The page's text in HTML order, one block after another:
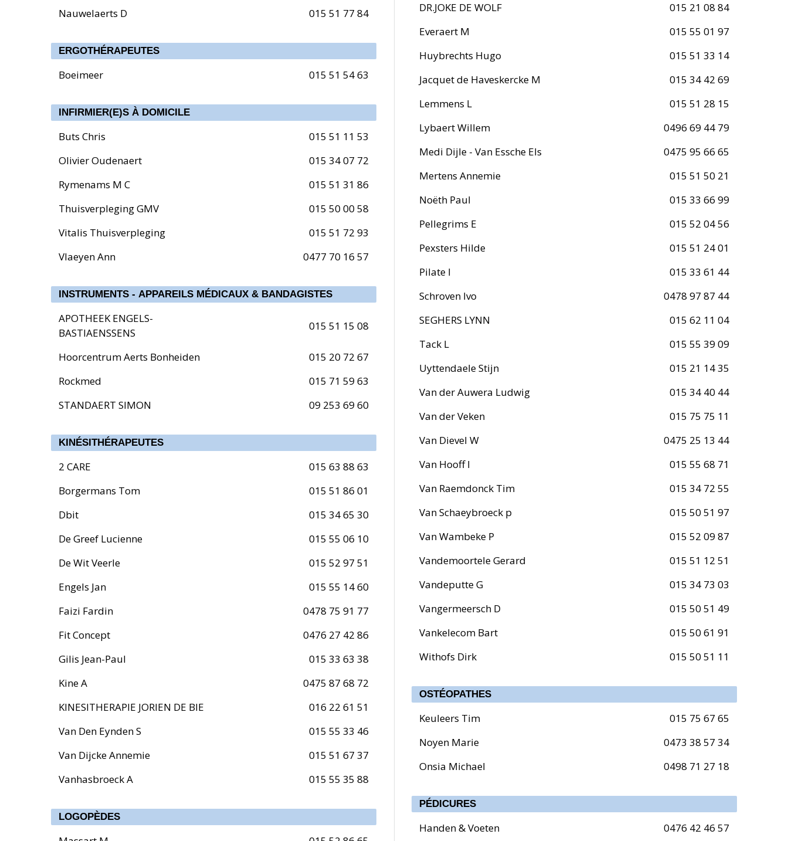
Nauwelaerts D
015 51 77 84
ERGOTHÉRAPEUTES
Boeimeer 015 51 54 63
INFIRMIER(E)S À DOMICILE
Buts Chris
015 51 11 53
Olivier Oudenaert
015 34 07 72
Rymenams M C
015 51 31 86
Thuisverpleging GMV
015 50 00 58
Vitalis Thuisverpleging
015 51 72 93
Vlaeyen Ann
0477 70 16 57
INSTRUMENTS - APPAREILS MÉDICAUX & BANDAGISTES
APOTHEEK ENGELS-
BASTIAENSSENS
015 51 15 08
Hoorcentrum Aerts Bonheiden
015 20 72 67
Rockmed
015 71 59 63
STANDAERT SIMON
09 253 69 60
KINÉSITHÉRAPEUTES
2 CARE
015 63 88 63
Borgermans Tom
015 51 86 01
Dbit
015 34 65 30
De Greef Lucienne
015 55 06 10
De Wit Veerle
015 52 97 51
Engels Jan
015 55 14 60
Faizi Fardin
0478 75 91 77
Fit Concept
0476 27 42 86
Gilis Jean-Paul
015 33 63 38
Kine A
0475 87 68 72
KINESITHERAPIE JORIEN DE BIE
016 22 61 51
Van Den Eynden S
015 55 33 46
Van Dijcke Annemie
015 51 67 37
Vanhasbroeck A
015 55 35 88
LOGOPÈDES
DR.JOKE DE WOLF
015 21 08 84
Everaert M
015 55 01 97
Huybrechts Hugo
015 51 33 14
Jacquet de Haveskercke M
015 34 42 69
Lemmens L
015 51 28 15
Lybaert Willem
0496 69 44 79
Medi Dijle - Van Essche Els
0475 95 66 65
Mertens Annemie
015 51 50 21
Noëth Paul
015 33 66 99
Pellegrims E
015 52 04 56
Pexsters Hilde
015 51 24 01
Pilate I
015 33 61 44
Schroven Ivo
0478 97 87 44
SEGHERS LYNN
015 62 11 04
Tack L
015 55 39 09
Uyttendaele Stijn
015 21 14 35
Van der Auwera Ludwig
015 34 40 44
Van der Veken
015 75 75 11
Van Dievel W
0475 25 13 44
Van Hooff I
015 55 68 71
Van Raemdonck Tim
015 34 72 55
Van Schaeybroeck p
015 50 51 97
Van Wambeke P
015 52 09 87
Vandemoortele Gerard
015 51 12 51
Vandeputte G
015 34 73 03
Vangermeersch D
015 50 51 49
Vankelecom Bart
015 50 61 91
Withofs Dirk
015 50 51 11
OSTÉOPATHES
Keuleers Tim
015 75 67 65
Noyen Marie
0473 38 57 34
Onsia Michael
0498 71 27 18
PÉDICURES
Handen & Voeten 0476 42 46 57